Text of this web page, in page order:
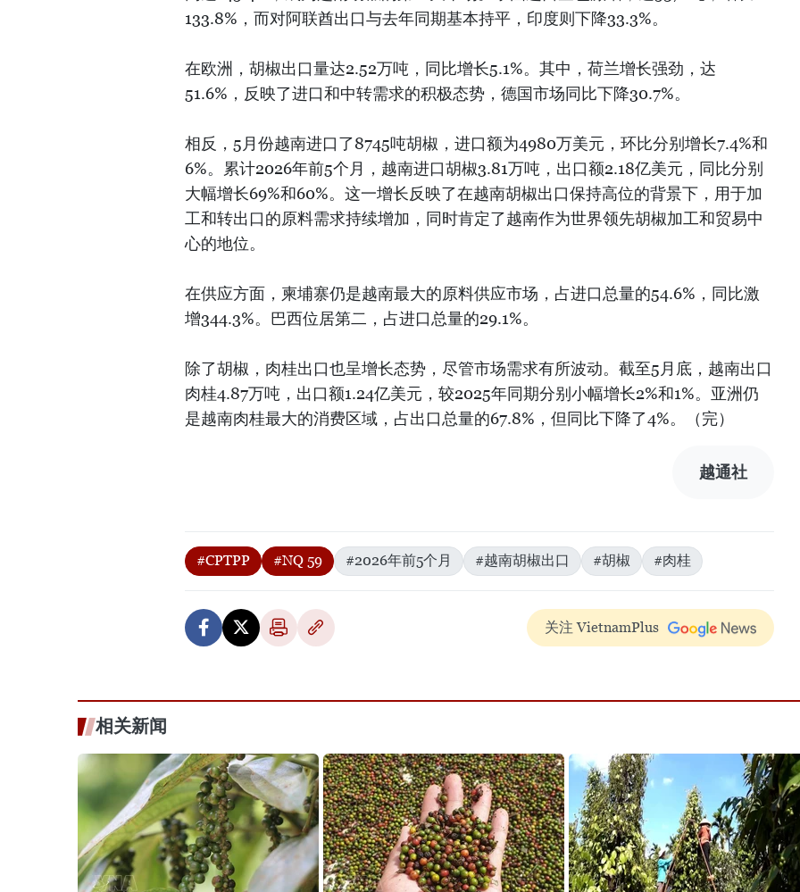
133.8%，而对阿联酋出口与去年同期基本持平，印度则下降33.3%。
在欧洲，胡椒出口量达2.52万吨，同比增长5.1%。其中，荷兰增长强劲，达
51.6%，反映了进口和中转需求的积极态势，德国市场同比下降30.7%。
相反，5月份越南进口了8745吨胡椒，进口额为4980万美元，环比分别增长7.4%和
6%。累计2026年前5个月，越南进口胡椒3.81万吨，出口额2.18亿美元，同比分别
大幅增长69%和60%。这一增长反映了在越南胡椒出口保持高位的背景下，用于加
工和转出口的原料需求持续增加，同时肯定了越南作为世界领先胡椒加工和贸易中
心的地位。
在供应方面，柬埔寨仍是越南最大的原料供应市场，占进口总量的54.6%，同比激
增344.3%。巴西位居第二，占进口总量的29.1%。
除了胡椒，肉桂出口也呈增长态势，尽管市场需求有所波动。截至5月底，越南出口
肉桂4.87万吨，出口额1.24亿美元，较2025年同期分别小幅增长2%和1%。亚洲仍
是越南肉桂最大的消费区域，占出口总量的67.8%，但同比下降了4%。（完）
越通社
#CPTPP #NQ 59 #2026年前5个月 #越南胡椒出口 #胡椒 #肉桂
关注 VietnamPlus
相关新闻